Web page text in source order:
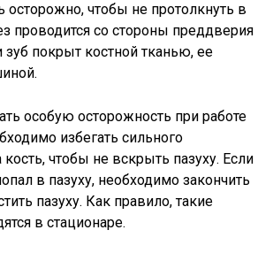
осторожно, чтобы не протолкнуть в
проводится со стороны преддверия
зуб покрыт костной тканью, ее
особую осторожность при работе
избегать сильного
чтобы не вскрыть пазуху. Если
в пазуху, необходимо закончить
пазуху. Как правило, такие
в стационаре.